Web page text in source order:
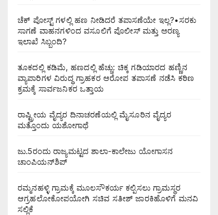
ಚೆಕ್ ಪೋಸ್ಟ್ ಗಳಲ್ಲಿ ಹಣ ನೀಡಿದರೆ ತಪಾಸಣೆಯೇ ಇಲ್ಲ?•ಸರಕು
ಸಾಗಣೆ ವಾಹನಗಳಿಂದ ವಸೂಲಿಗೆ ಪೊಲೀಸ್ ಮತ್ತು ಅರಣ್ಯ
ಇಲಾಖೆ ಸಿಬ್ಬಂದಿ?
ತೂಕದಲ್ಲಿ ಕಡಿಮೆ, ಹಣದಲ್ಲಿ ಹೆಚ್ಚು: ಚಿಕ್ಕ ಗಡಿಯಾರದ ಹಣ್ಣಿನ
ವ್ಯಾಪಾರಿಗಳ ವಿರುದ್ಧ ಗ್ರಾಹಕರ ಆರೋಪ ತಪಾಸಣೆ ನಡೆಸಿ ಕಠಿಣ
ಕ್ರಮಕ್ಕೆ ಸಾರ್ವಜನಿಕರ ಒತ್ತಾಯ
ರಾಷ್ಟ್ರೀಯ ವೈದ್ಯರ ದಿನಾಚರಣೆಯಲ್ಲಿ ಮೈಸೂರಿನ ವೈದ್ಯರ
ಮತ್ತೊಂದು ಯಶೋಗಾಥೆ
ಜು.5ರಂದು ರಾಜ್ಯಮಟ್ಟದ ಶಾಲಾ-ಕಾಲೇಜು ಯೋಗಾಸನ
ಚಾಂಪಿಯನ್‌ಶಿಪ್
ರಮ್ಮನಹಳ್ಳಿ ಗ್ರಾಮಕ್ಕೆ ಮೂಲಸೌಕರ್ಯ ಕಲ್ಪಿಸಲು ಗ್ರಾಮಸ್ಥರ
ಆಗ್ರಹಲೋಕೋಪಯೋಗಿ ಸಚಿವ ಸತೀಶ್ ಜಾರಕಿಹೊಳಿಗೆ ಮನವಿ
ಸಲ್ಲಿಕೆ